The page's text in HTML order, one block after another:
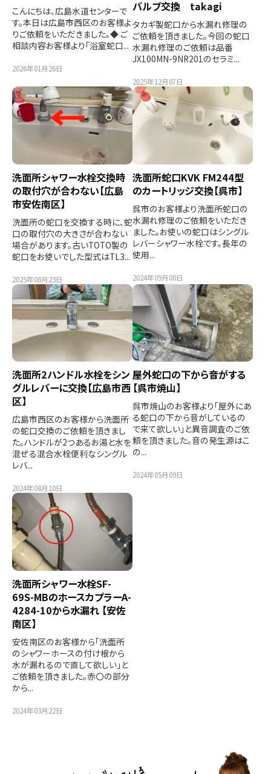
こんにちは、広島水道センターで
す。本日は広島市西区のお客様よ
りご依頼をいただきました。◆ ご
相談内容お客様より「浴室蛇口...
2026年01月26日
バルブ交換 takagi
タカギ製蛇口から水漏れ修理の
ご依頼を頂きました。今回の蛇口
水漏れ修理のご依頼は品番
JX100MN-9NR201のセラミ...
2025年12月07日
洗面所シャワー水栓交換時
の取付穴が合わない【広島
市安佐南区】
洗面所の蛇口を交換する時に、蛇
口の取付穴の大きさが合わない
場合があります。古いTOTO製の
蛇口をお使いでした型式はTL3...
2025年08月23日
洗面所蛇口KVK FM244型
のカートリッジ交換【呉市】
呉市のお客様より洗面所蛇口の
水漏れ修理のご依頼をいただき
ました。お使いの蛇口はシングル
レバーシャワー水栓です。長年の
使用...
2024年09月08日
洗面所2ハンドル水栓をシン
グルレバーに交換【広島市西
区】
広島市西区のお客様から洗面所
の蛇口交換のご依頼を頂きまし
た。ハンドルが2つあるお湯と水を
混ぜる混合水栓便利なシングル
レバ...
2024年08月10日
屋外蛇口の下から音がする
【呉市焼山】
呉市焼山のお客様より「屋外にあ
る蛇口の下から音がしているの
で来て欲しい」と異音調査のご依
頼を頂きました。音の発生源はこ
の...
2024年05月09日
洗面所シャワー水栓SF-
69S-MBのホースカプラーA-
4284-10から水漏れ 【安佐
南区】
安佐南区のお客様から「洗面所
のシャワーホースの付け根から
水が漏れるので直して欲しい」と
ご依頼を頂きました。赤〇の部分
から...
2024年03月22日